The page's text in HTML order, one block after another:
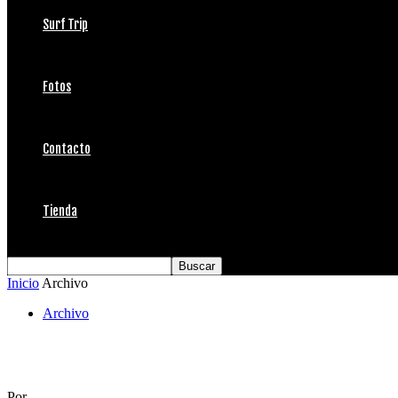
Surf Trip
Fotos
Contacto
Tienda
Inicio Archivo
Archivo